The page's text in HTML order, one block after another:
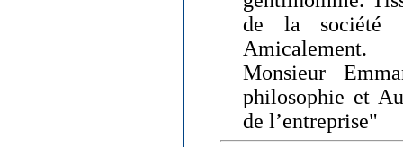
de la société
Amicalement.
Monsieur
philosophie et
de l’entreprise"